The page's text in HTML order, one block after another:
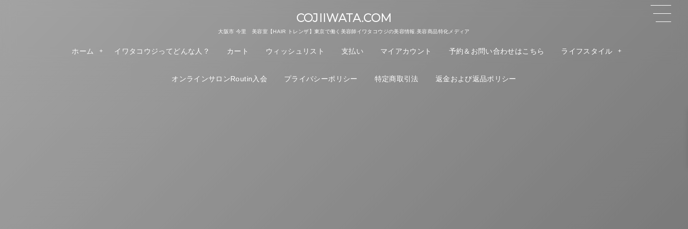
COJIIWATA.COM
大阪市 今里 美容室【HAIR トレンザ】東京で働く美容師イワタコウジの美容情報.美容商品特化メディア
ホーム イワタコウジってどんな人？ カート ウィッシュリスト 支払い マイアカウント 予約＆お問い合わせはこちら ライフスタイル
オンラインサロンRoutin入会 プライバシーポリシー 特定商取引法 返金および返品ポリシー